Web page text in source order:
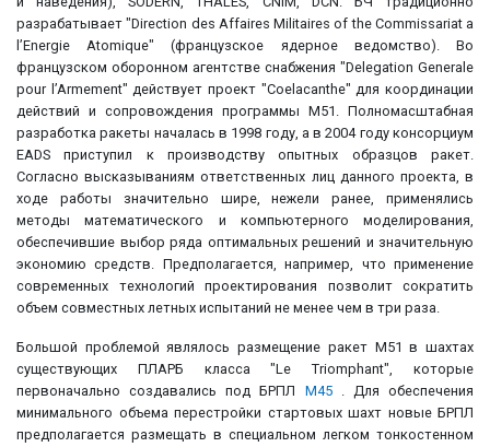
разрабатывает "Direction des Affaires Militaires of the Commissariat a
l’Energie Atomique" (французское ядерное ведомство). Во
французском оборонном агентстве снабжения "Delegation Generale
pour l’Armement" действует проект "Coelacanthe" для координации
действий и сопровождения программы М51. Полномасштабная
разработка ракеты началась в 1998 году, а в 2004 году консорциум
EADS приступил к производству опытных образцов ракет.
Согласно высказываниям ответственных лиц данного проекта, в
ходе работы значительно шире, нежели ранее, применялись
методы математического и компьютерного моделирования,
обеспечившие выбор ряда оптимальных решений и значительную
экономию средств. Предполагается, например, что применение
современных технологий проектирования позволит сократить
объем совместных летных испытаний не менее чем в три раза.
Большой проблемой являлось размещение ракет М51 в шахтах
существующих ПЛАРБ класса "Le Triomphant", которые
первоначально создавались под БРПЛ М45 . Для обеспечения
минимального объема перестройки стартовых шахт новые БРПЛ
предполагается размещать в специальном легком тонкостенном